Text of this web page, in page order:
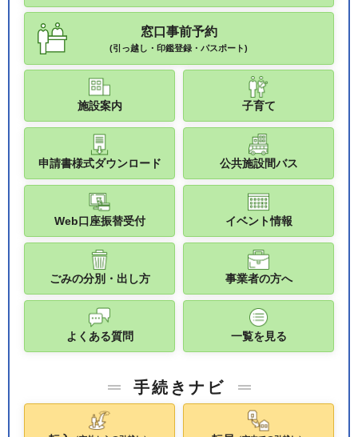
窓口事前予約
(引っ越し・印鑑登録・パスポート)
施設案内 子育て
申請書様式ダウンロード 公共施設間バス
Web口座振替受付 イベント情報
ごみの分別・出し方 事業者の方へ
よくある質問 一覧を見る
手続きナビ